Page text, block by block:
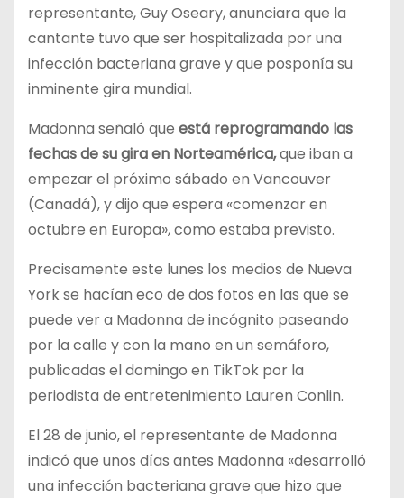
representante, Guy Oseary, anunciara que la
cantante tuvo que ser hospitalizada por una
infección bacteriana grave y que posponía su
inminente gira mundial.
Madonna señaló que está reprogramando las
fechas de su gira en Norteamérica,que iban a
empezar el próximo sábado en Vancouver
(Canadá), y dijo que espera «comenzar en
octubre en Europa», como estaba previsto.
Precisamente este lunes los medios de Nueva
York se hacían eco de dos fotos en las que se
puede ver a Madonna de incógnito paseando
por la calle y con la mano en un semáforo,
publicadas el domingo en TikTok por la
periodista de entretenimiento Lauren Conlin.
El 28 de junio, el representante de Madonna
indicó que unos días antes Madonna «desarrolló
una infección bacteriana grave que hizo que